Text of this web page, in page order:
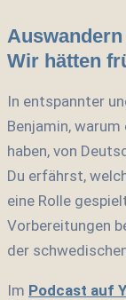
Wir hätten
In entspannter
Benjamin,
haben, von
Du erfährst,
eine Rolle
Vorbereitungen
der
Im Podcast auf